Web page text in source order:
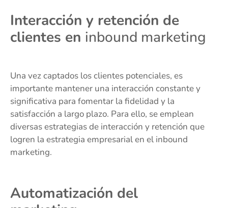
Interacción y retención de
clientes en inbound marketing
Una vez captados los clientes potenciales, es
importante mantener una interacción constante y
significativa para fomentar la fidelidad y la
satisfacción a largo plazo. Para ello, se emplean
diversas estrategias de interacción y retención que
logren la estrategia empresarial en el inbound
marketing.
Automatización del